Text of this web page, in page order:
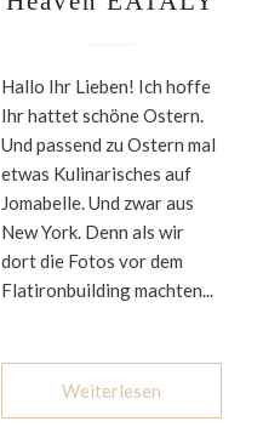
Hallo Ihr Lieben! Ich hoffe
Ihr hattet schöne Ostern.
Und passend zu Ostern mal
etwas Kulinarisches auf
Jomabelle. Und zwar aus
New York. Denn als wir
dort die Fotos vor dem
Flatironbuilding machten...
Weiterlesen